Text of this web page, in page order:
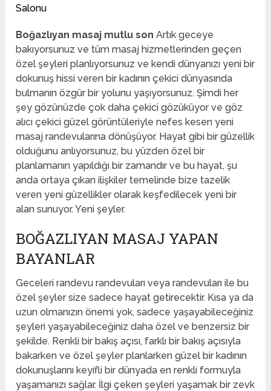
Salonu
Boğazlıyan masaj mutlu son Artık geceye
bakıyorsunuz ve tüm masaj hizmetlerinden geçen
özel şeyleri planlıyorsunuz ve kendi dünyanızı yeni bir
dokunuş hissi veren bir kadının çekici dünyasında
bulmanın özgür bir yolunu yaşıyorsunuz. Şimdi her
şey gözünüzde çok daha çekici gözüküyor ve göz
alıcı çekici güzel görüntüleriyle nefes kesen yeni
masaj randevularına dönüşüyor. Hayat gibi bir güzellik
olduğunu anlıyorsunuz, bu yüzden özel bir
planlamanın yapıldığı bir zamandır ve bu hayat, şu
anda ortaya çıkan ilişkiler temelinde bize tazelik
veren yeni güzellikler olarak keşfedilecek yeni bir
alan sunuyor. Yeni şeyler.
BOĞAZLIYAN MASAJ YAPAN
BAYANLAR
Geceleri randevu randevuları veya randevuları ile bu
özel şeyler size sadece hayat getirecektir. Kısa ya da
uzun olmanızın önemi yok, sadece yaşayabileceğiniz
şeyleri yaşayabileceğiniz daha özel ve benzersiz bir
şekilde. Renkli bir bakış açısı, farklı bir bakış açısıyla
bakarken ve özel şeyler planlarken güzel bir kadının
dokunuşlarını keyifli bir dünyada en renkli formuyla
yaşamanızı sağlar. İlgi çeken şeyleri yaşamak bir zevk